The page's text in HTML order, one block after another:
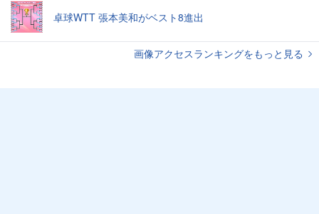
卓球WTT 張本美和がベスト8進出
画像アクセスランキングをもっと見る